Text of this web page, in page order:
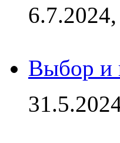
Выбор и